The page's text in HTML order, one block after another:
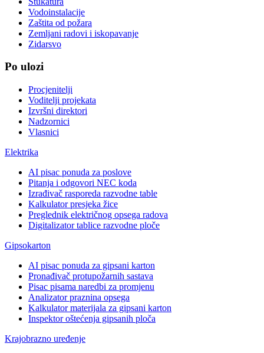
Vodoinstalacije
Zaštita od požara
Zemljani radovi i iskopavanje
Zidarsvo
Po ulozi
Procjenitelji
Voditelji projekata
Izvršni direktori
Nadzornici
Vlasnici
Elektrika
AI pisac ponuda za poslove
Pitanja i odgovori NEC koda
Izrađivač rasporeda razvodne table
Kalkulator presjeka žice
Preglednik električnog opsega radova
Digitalizator tablice razvodne ploče
Gipsokarton
AI pisac ponuda za gipsani karton
Pronađivač protupožarnih sastava
Pisac pisama naredbi za promjenu
Analizator praznina opsega
Kalkulator materijala za gipsani karton
Inspektor oštećenja gipsanih ploča
Krajobrazno uređenje